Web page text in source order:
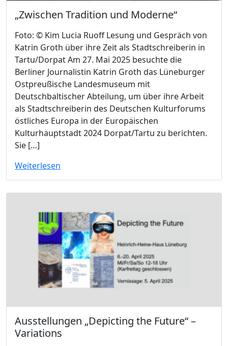
„Zwischen Tradition und Moderne“
Foto: © Kim Lucia Ruoff Lesung und Gespräch von
Katrin Groth über ihre Zeit als Stadtschreiberin in
Tartu/Dorpat Am 27. Mai 2025 besuchte die
Berliner Journalistin Katrin Groth das Lüneburger
Ostpreußische Landesmuseum mit
Deutschbaltischer Abteilung, um über ihre Arbeit
als Stadtschreiberin des Deutschen Kulturforums
östliches Europa in der Europäischen
Kulturhauptstadt 2024 Dorpat/Tartu zu berichten.
Sie […]
Weiterlesen
Ausstellungen „Depicting the Future“ –
Variations